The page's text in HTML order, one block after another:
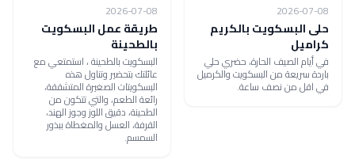
2026-07-08
حلى البسكويت بالكريم
كراميل
في أيام الصيف الحارة، حضري حلي
باردة سريعة من البسكويت والكرميل
في اقل من نصف ساعة.
2026-07-08
طريقة عمل البسكويت
بالطحينة
البسكويت بالطحينة ، استمتعي مع
عائلتك بتحضير وتناول هذه
البسكويتات الصغيرة المتشققة،
رائعة الطعم، والتي تتكون من
الطحينة، دقيق اللوز وجوز الهند،
القرفة، العسل والمغطاة ببذور
السمسم.